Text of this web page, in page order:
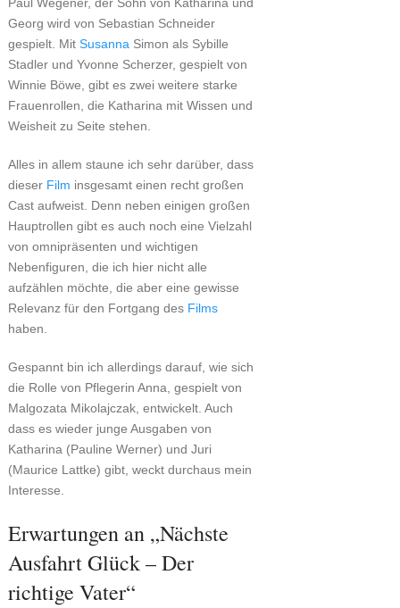
Georg wird von Sebastian Schneider
gespielt. Mit Susanna Simon als Sybille
Stadler und Yvonne Scherzer, gespielt von
Winnie Böwe, gibt es zwei weitere starke
Frauenrollen, die Katharina mit Wissen und
Weisheit zu Seite stehen.
Alles in allem staune ich sehr darüber, dass
dieser Film insgesamt einen recht großen
Cast aufweist. Denn neben einigen großen
Hauptrollen gibt es auch noch eine Vielzahl
von omnipräsenten und wichtigen
Nebenfiguren, die ich hier nicht alle
aufzählen möchte, die aber eine gewisse
Relevanz für den Fortgang des Films
haben.
Gespannt bin ich allerdings darauf, wie sich
die Rolle von Pflegerin Anna, gespielt von
Malgozata Mikolajczak, entwickelt. Auch
dass es wieder junge Ausgaben von
Katharina (Pauline Werner) und Juri
(Maurice Lattke) gibt, weckt durchaus mein
Interesse.
Erwartungen an „Nächste
Ausfahrt Glück – Der
richtige Vater“